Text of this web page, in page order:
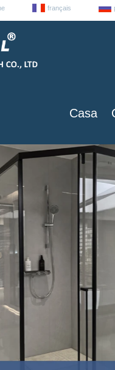
français
Casa